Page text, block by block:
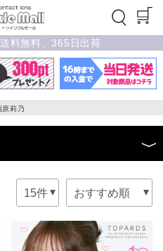
料無料、365日出荷
原莉乃